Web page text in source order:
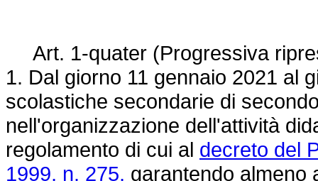
Art. 1-quater (Progressiva
1. Dal giorno 11 gennaio 2021 al
scolastiche secondarie di
nell'organizzazione dell'attività
regolamento di cui al decreto del
1999, n. 275, garantendo almeno